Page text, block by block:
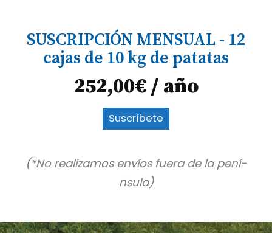
SUSCRIPCIÓN MENSUAL - 12
cajas de 10 kg de patatas
252,00€ / año
Suscríbete
(*No realizamos envíos fuera de la pení­
nsula)